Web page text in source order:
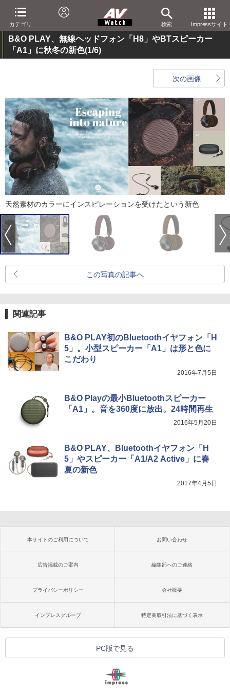
カテゴリ 検索 Impressサイト
B&O PLAY、無線ヘッドフォン「H8」やBTスピーカー
「A1」に秋冬の新色(1/6)
次の画像
天然素材のカラーにインスピレーションを受けたという新色
この写真の記事へ
関連記事
B&O PLAY初のBluetoothイヤフォン「H
5」。小型スピーカー「A1」は形と色に
こだわり
2016年7月5日
B&O Playの最小Bluetoothスピーカー
「A1」。音を360度に放出。24時間再生
2016年5月20日
B&O PLAY、Bluetoothイヤフォン「H
5」やスピーカー「A1/A2 Active」に春
夏の新色
2017年4月5日
本サイトのご利用について お問い合わせ
広告掲載のご案内 編集部へのご連絡
プライバシーポリシー 会社概要
インプレスグループ 特定商取引法に基づく表示
PC版で見る